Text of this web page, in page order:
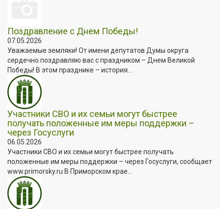
Поздравление с Днем Победы!
07.05.2026
Уважаемые земляки! От имени депутатов Думы округа
сердечно поздравляю вас с праздником – Днем Великой
Победы! В этом празднике – история...
Участники СВО и их семьи могут быстрее
получать положенные им меры поддержки –
через Госуслуги
06.05.2026
Участники СВО и их семьи могут быстрее получать
положенные им меры поддержки – через Госуслуги, сообщает
www.primorsky.ru В Приморском крае...